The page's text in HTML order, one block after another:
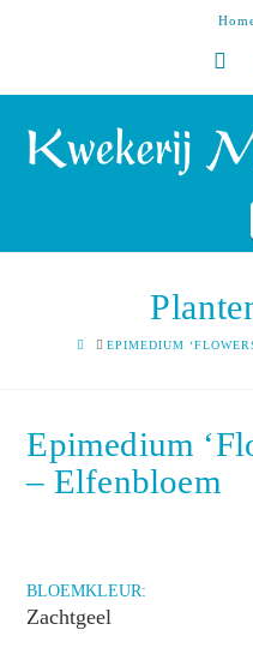
HOMEEPIMEDIUM
Epimedium
– Elfenbloem
BLOEMKLEUR:
Zachtgeel